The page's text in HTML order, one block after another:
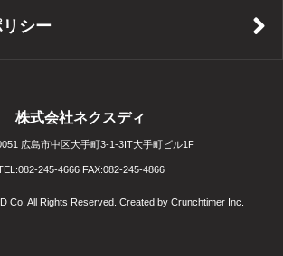
シー
株式会社ネクスディ
広島市中区大手町3-1-3IT大手町ビル1F
082-245-4666FAX:082-245-4866
Co. All Rights Reserved. Created by Crunchtimer Inc.